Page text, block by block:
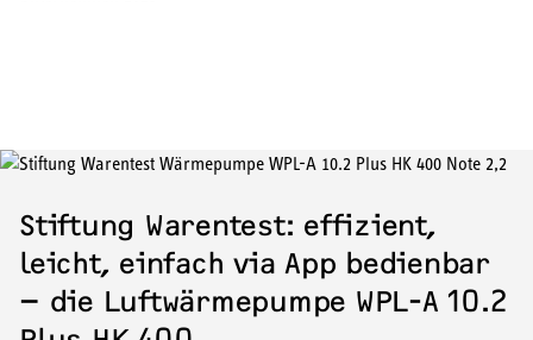
Stiftung Warentest: effizient,
leicht, einfach via App bedienbar
– die Luftwärmepumpe WPL-A 10.2